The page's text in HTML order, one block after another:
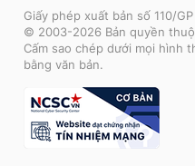
Giấy phép xuất bản số 110/
© 2003-2026 Bản quyền
Cấm sao chép dưới mọi hình
bằng văn bản.